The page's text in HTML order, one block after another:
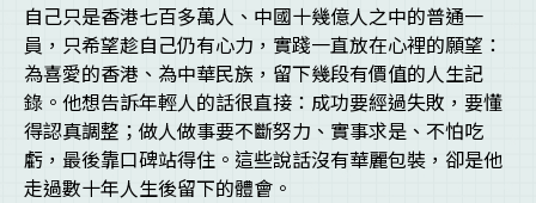
自己只是香港七百多萬人、中國十幾億人之中的普通一
員，只希望趁自己仍有心力，實踐一直放在心裡的願望：
為喜愛的香港、為中華民族，留下幾段有價值的人生記
錄。他想告訴年輕人的話很直接：成功要經過失敗，要懂
得認真調整；做人做事要不斷努力、實事求是、不怕吃
虧，最後靠口碑站得住。這些說話沒有華麗包裝，卻是他
走過數十年人生後留下的體會。